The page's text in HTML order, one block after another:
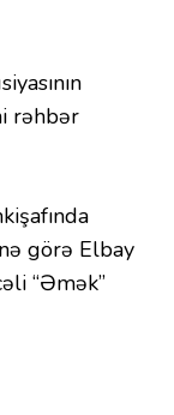
rəhbər
görə Elbay
“Əmək”